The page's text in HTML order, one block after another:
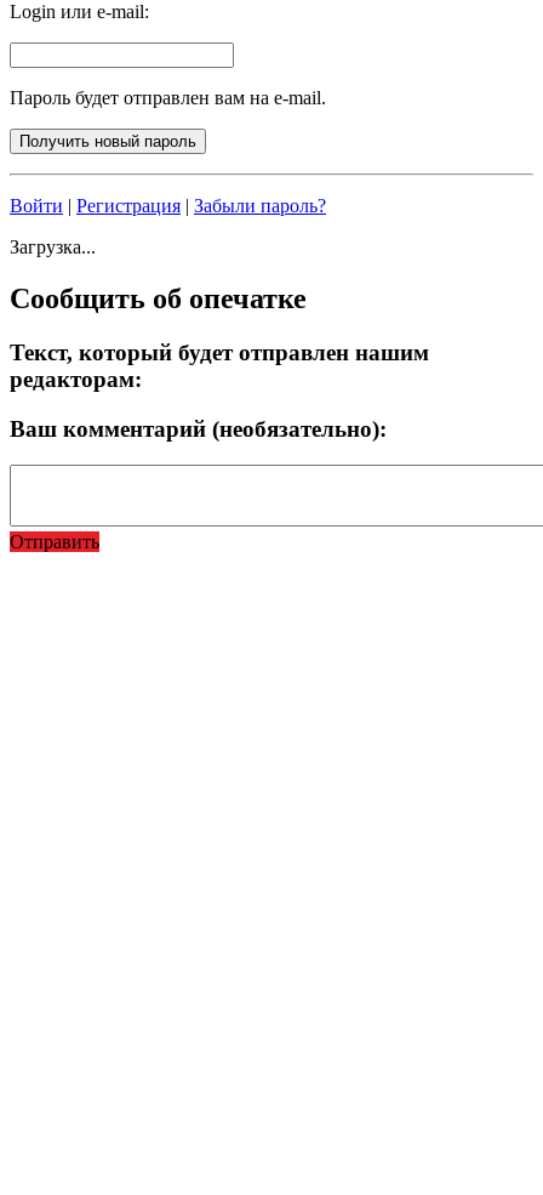
Login или e-mail:
Пароль будет отправлен вам на e-mail.
Войти | Регистрация | Забыли пароль?
Загрузка...
Сообщить об опечатке
Текст, который будет отправлен нашим
редакторам:
Ваш комментарий (необязательно):
Отправить